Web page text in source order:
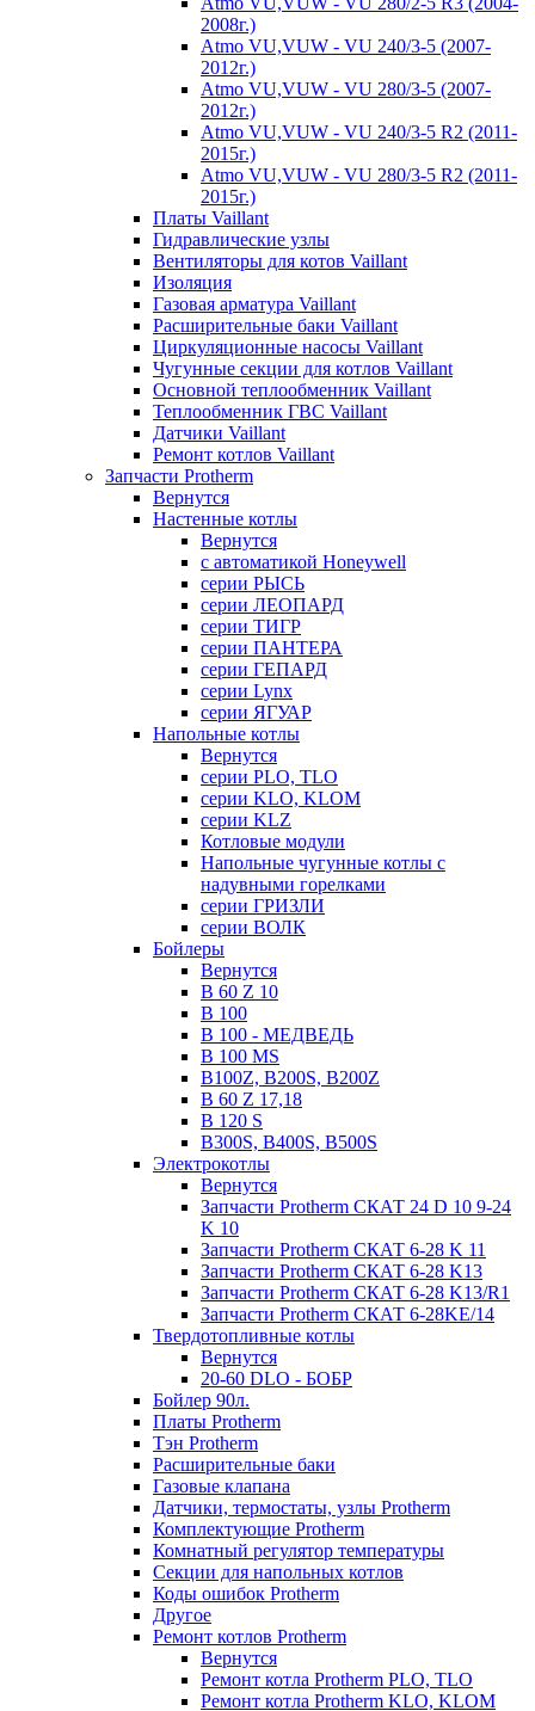
2008г.)
Atmo VU,VUW - VU 240/3-5 (2007-
2012г.)
Atmo VU,VUW - VU 280/3-5 (2007-
2012г.)
Atmo VU,VUW - VU 240/3-5 R2 (2011-
2015г.)
Atmo VU,VUW - VU 280/3-5 R2 (2011-
2015г.)
Платы Vaillant
Гидравлические узлы
Вентиляторы для котов Vaillant
Изоляция
Газовая арматура Vaillant
Расширительные баки Vaillant
Циркуляционные насосы Vaillant
Чугунные секции для котлов Vaillant
Основной теплообменник Vaillant
Теплообменник ГВС Vaillant
Датчики Vaillant
Ремонт котлов Vaillant
Запчасти Protherm
Вернутся
Настенные котлы
Вернутся
с автоматикой Honeywell
серии РЫСЬ
серии ЛЕОПАРД
серии ТИГР
серии ПАНТЕРА
серии ГЕПАРД
серии Lynx
серии ЯГУАР
Напольные котлы
Вернутся
серии PLO, TLO
серии KLO, KLOM
серии KLZ
Котловые модули
Напольные чугунные котлы с
надувными горелками
серии ГРИЗЛИ
серии ВОЛК
Бойлеры
Вернутся
B 60 Z 10
B 100
B 100 - МЕДВЕДЬ
B 100 MS
B100Z, B200S, B200Z
B 60 Z 17,18
B 120 S
B300S, B400S, B500S
Электрокотлы
Вернутся
Запчасти Protherm СКАТ 24 D 10 9-24
K 10
Запчасти Protherm СКАТ 6-28 K 11
Запчасти Protherm СКАТ 6-28 K13
Запчасти Protherm СКАТ 6-28 K13/R1
Запчасти Protherm СКАТ 6-28KE/14
Твердотопливные котлы
Вернутся
20-60 DLO - БОБР
Бойлер 90л.
Платы Protherm
Тэн Protherm
Расширительные баки
Газовые клапана
Датчики, термостаты, узлы Protherm
Комплектующие Protherm
Комнатный регулятор температуры
Секции для напольных котлов
Коды ошибок Protherm
Другое
Ремонт котлов Protherm
Вернутся
Ремонт котла Protherm PLO, TLO
Ремонт котла Protherm KLO, KLOM